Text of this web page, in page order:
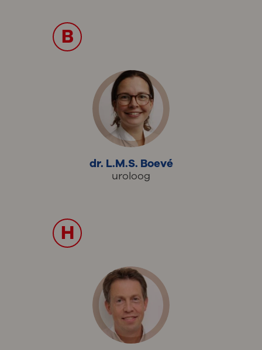
B
dr. L.M.S. Boevé
uroloog
H